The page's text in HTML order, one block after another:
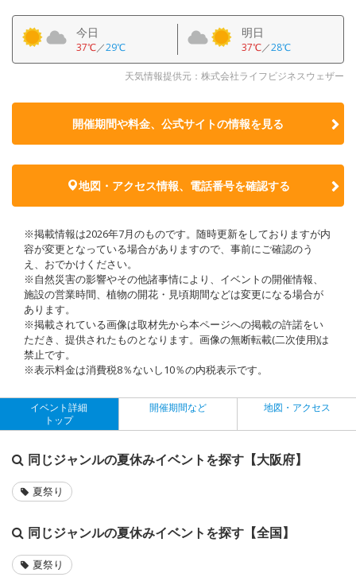
今日
37℃／29℃
明日
37℃／28℃
天気情報提供元：株式会社ライフビジネスウェザー
開催期間や料金、公式サイトの情報を見る
地図・アクセス情報、電話番号を確認する
※掲載情報は2026年7月のものです。随時更新をしておりますが内
容が変更となっている場合がありますので、事前にご確認のう
え、おでかけください。
※自然災害の影響やその他諸事情により、イベントの開催情報、
施設の営業時間、植物の開花・見頃期間などは変更になる場合が
あります。
※掲載されている画像は取材先から本ページへの掲載の許諾をい
ただき、提供されたものとなります。画像の無断転載(二次使用)は
禁止です。
※表示料金は消費税8％ないし10％の内税表示です。
イベント詳細
トップ
開催期間など 地図・アクセス
同じジャンルの夏休みイベントを探す【大阪府】
夏祭り
同じジャンルの夏休みイベントを探す【全国】
夏祭り